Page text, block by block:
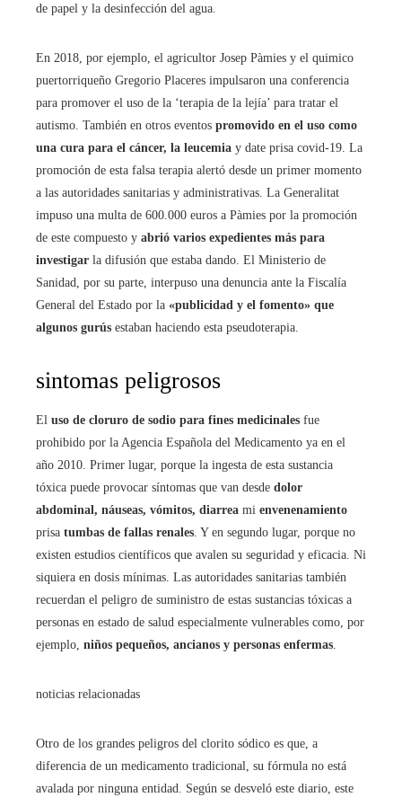
de papel y la desinfección del agua.
En 2018, por ejemplo, el agricultor Josep Pàmies y el quimico
puertorriqueño Gregorio Placeres impulsaron una conferencia
para promover el uso de la ‘terapia de la lejía’ para tratar el
autismo. También en otros eventos promovido en el uso como
una cura para el cáncer, la leucemia y date prisa covid-19. La
promoción de esta falsa terapia alertó desde un primer momento
a las autoridades sanitarias y administrativas. La Generalitat
impuso una multa de 600.000 euros a Pàmies por la promoción
de este compuesto y abrió varios expedientes más para
investigar la difusión que estaba dando. El Ministerio de
Sanidad, por su parte, interpuso una denuncia ante la Fiscalía
General del Estado por la «publicidad y el fomento» que
algunos gurús estaban haciendo esta pseudoterapia.
sintomas peligrosos
El uso de cloruro de sodio para fines medicinales fue
prohibido por la Agencia Española del Medicamento ya en el
año 2010. Primer lugar, porque la ingesta de esta sustancia
tóxica puede provocar síntomas que van desde dolor
abdominal, náuseas, vómitos, diarrea mi envenenamiento
prisa tumbas de fallas renales . Y en segundo lugar, porque no
existen estudios científicos que avalen su seguridad y eficacia. Ni
siquiera en dosis mínimas. Las autoridades sanitarias también
recuerdan el peligro de suministro de estas sustancias tóxicas a
personas en estado de salud especialmente vulnerables como, por
ejemplo, niños pequeños, ancianos y personas enfermas
noticias relacionadas
Otro de los grandes peligros del clorito sódico es que, a
diferencia de un medicamento tradicional, su fórmula no está
avalada por ninguna entidad. Según se desveló este diario, este